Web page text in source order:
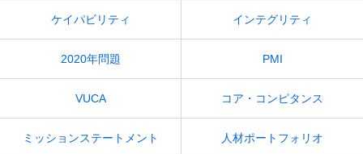
ケイパビリティ インテグリティ
2020年問題 PMI
VUCA コア・コンピタンス
ミッションステートメント 人材ポートフォリオ